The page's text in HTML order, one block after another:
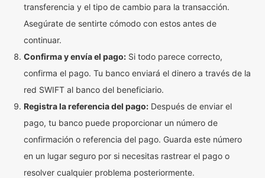
transferencia y el tipo de cambio para la transacción.
Asegúrate de sentirte cómodo con estos antes de
continuar.
Confirma y envía el pago: Si todo parece correcto,
confirma el pago. Tu banco enviará el dinero a través de la
red SWIFT al banco del beneficiario.
Registra la referencia del pago: Después de enviar el
pago, tu banco puede proporcionar un número de
confirmación o referencia del pago. Guarda este número
en un lugar seguro por si necesitas rastrear el pago o
resolver cualquier problema posteriormente.